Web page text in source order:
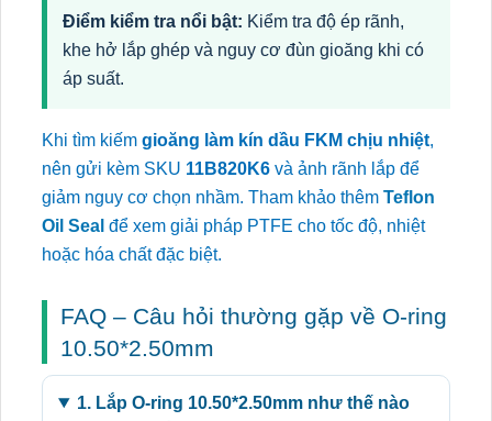
Điểm kiểm tra nổi bật: Kiểm tra độ ép rãnh,
khe hở lắp ghép và nguy cơ đùn gioăng khi có
áp suất.
Khi tìm kiếm gioăng làm kín dầu FKM chịu nhiệt,
nên gửi kèm SKU 11B820K6 và ảnh rãnh lắp để
giảm nguy cơ chọn nhầm. Tham khảo thêm Teflon
Oil Seal để xem giải pháp PTFE cho tốc độ, nhiệt
hoặc hóa chất đặc biệt.
FAQ – Câu hỏi thường gặp về O-ring
10.50*2.50mm
1. Lắp O-ring 10.50*2.50mm như thế nào